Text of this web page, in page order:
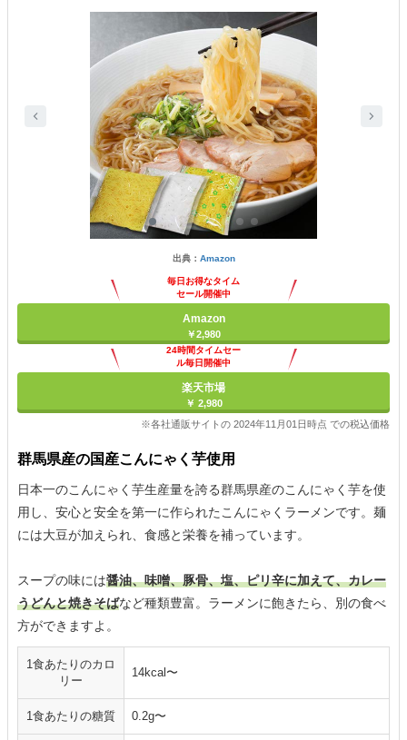
出典： Amazon
毎日お得なタイム
セール開催中
Amazon
￥2,980
24時間タイムセー
ル毎日開催中
楽天市場
￥ 2,980
※各社通販サイトの 2024年11月01日時点 での税込価格
群馬県産の国産こんにゃく芋使用
日本一のこんにゃく芋生産量を誇る群馬県産のこんにゃく芋を使
用し、安心と安全を第一に作られたこんにゃくラーメンです。麺
には大豆が加えられ、食感と栄養を補っています。
スープの味には醤油、味噌、豚骨、塩、ピリ辛に加えて、カレー
うどんと焼きそばなど種類豊富。ラーメンに飽きたら、別の食べ
方ができますよ。
1食あたりのカロ
リー
14kcal〜
1食あたりの糖質 0.2g〜